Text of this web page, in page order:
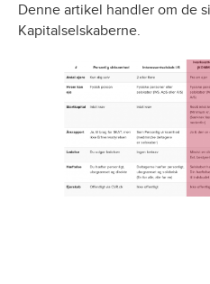
Denne artikel handler om de
Kapitalselskaberne.